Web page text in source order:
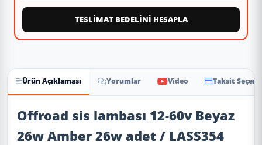
TESLİMAT BEDELİNİ HESAPLA
Ürün Açıklaması Yorumlar Video Taksit
Ürün Açıklaması
Offroad sis lambası 12-60v Beyaz
26w Amber 26w adet / LASS354